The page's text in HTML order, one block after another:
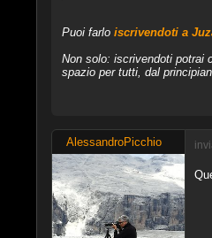
Puoi farlo iscrivendoti a
Non solo: iscrivendoti potrai
spazio per tutti, dal
AlessandroPicchio